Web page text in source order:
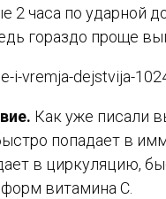
2 часа по ударной
гораздо проще
Как уже писали
попадает в
в циркуляцию,
витамина С.